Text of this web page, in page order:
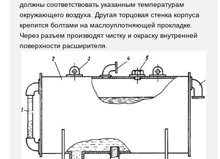
должны соответствовать указанным температурам
окружающего воздуха. Другая торцовая стенка корпуса
крепится болтами на маслоуплотняющей прокладке.
Через разъем производят чистку и окраску внутренней
поверхности расширителя.